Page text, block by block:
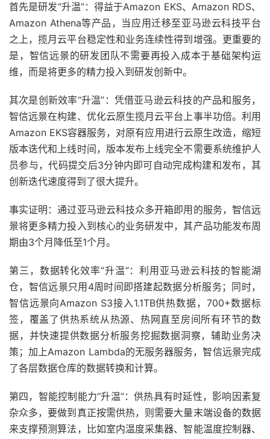
首先是研发“升温”：得益于Amazon EKS、Amazon RDS、
Amazon Athena等产品，当应用迁移至亚马逊云科技平台
之上，揽月云平台稳定性和业务连续性得到增强。更重要的
是，智信远景的研发团队不需要再投入成本于基础架构运
维，而是将更多的精力投入到研发创新中。
其次是创新效率“升温”：凭借亚马逊云科技的产品和服务，
智信远景在构建、优化云原生揽月云平台上事半功倍。利用
Amazon EKS容器服务，对原有应用进行云原生改造，缩短
版本迭代和上线时间，版本发布上线完全不需要系统维护人
员参与，代码提交后3分钟内即可自动完成构建和发布，其
创新迭代速度得到了很大提升。
事实证明：通过亚马逊云科技众多开箱即用的服务，智信远
景将更多精力投入到核心的业务研发中，其产品功能发布周
期由3个月降低至1个月。
第三，数据转化效率“升温”：利用亚马逊云科技的智能湖
仓，智信远景只用4周时间即搭建起数据分析服务；同时，
智信远景向Amazon S3接入1.1TB供热数据，700+数据标
签，覆盖了供热系统从热源、热网直至房间所有环节的数
据，并快速提供数据分析服务挖掘数据洞察，辅助业务决
策；加上Amazon Lambda的无服务器服务，智信远景完成
了各层数据仓库的数据转换和计算。
第四，智能控制能力“升温”：供热具有时延性，影响因素复
杂众多，要做到真正按需供热，则需要大量末端设备的数据
来支撑预测算法，比如室内温度采集器、智能温度控制器、